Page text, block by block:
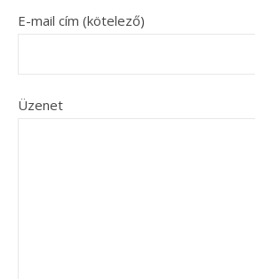
E-mail cím (kötelező)
Üzenet